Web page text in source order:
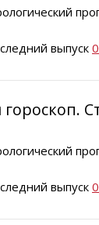
выпуск
выпуск